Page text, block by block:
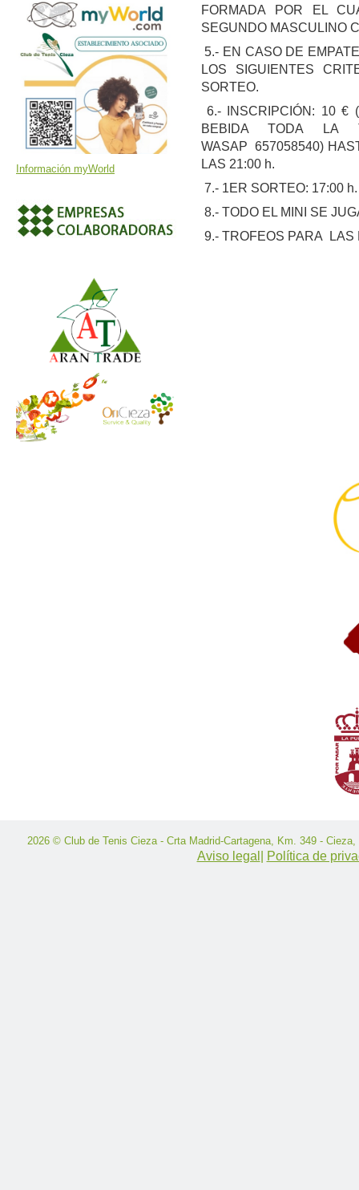
Información myWorld
FORMADA POR EL
SEGUNDO MASCULINO
5.- EN CASO DE
LOS SIGUIENTES
SORTEO.
6.- INSCRIPCIÓN: 10 €
BEBIDA TODA LA
WASAP 657058540)
LAS 21:00 h.
7.- 1ER SORTEO: 17:00 h.
8.- TODO EL MINI SE
9.- TROFEOS PARA LAS
2026 © Club de Tenis Cieza - Crta Madrid-Cartagena, Km. 349 -
Aviso legal Política de